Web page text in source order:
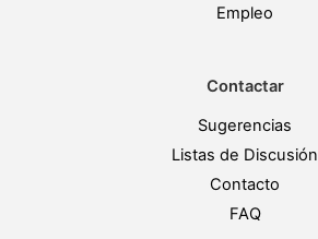
Empleo
Contactar
Sugerencias
Listas de Discusión
Contacto
FAQ